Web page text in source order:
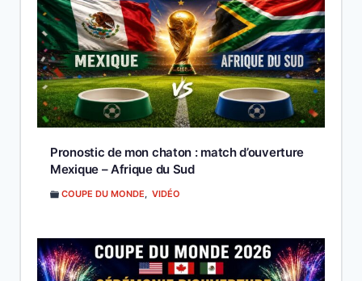
Pronostic de mon chaton : match d’ouverture
Mexique – Afrique du Sud
COUPE DU MONDE, VIDÉO